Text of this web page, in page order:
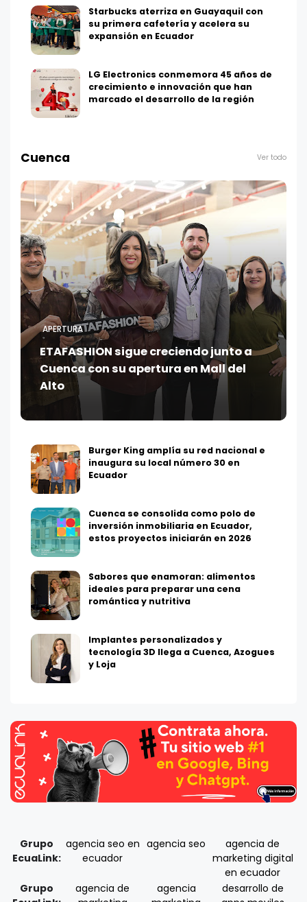
Starbucks aterriza en Guayaquil con
su primera cafetería y acelera su
expansión en Ecuador
LG Electronics conmemora 45 años de
crecimiento e innovación que han
marcado el desarrollo de la región
Cuenca Ver todo
APERTURA
ETAFASHION sigue creciendo junto a
Cuenca con su apertura en Mall del
Alto
Burger King amplía su red nacional e
inaugura su local número 30 en
Ecuador
Cuenca se consolida como polo de
inversión inmobiliaria en Ecuador,
estos proyectos iniciarán en 2026
Sabores que enamoran: alimentos
ideales para preparar una cena
romántica y nutritiva
Implantes personalizados y
tecnología 3D llega a Cuenca, Azogues
y Loja
Grupo
EcuaLink:
agencia seo en
ecuador
agencia seo
agencia de
marketing digital
en ecuador
Grupo
agencia de
agencia
desarrollo de